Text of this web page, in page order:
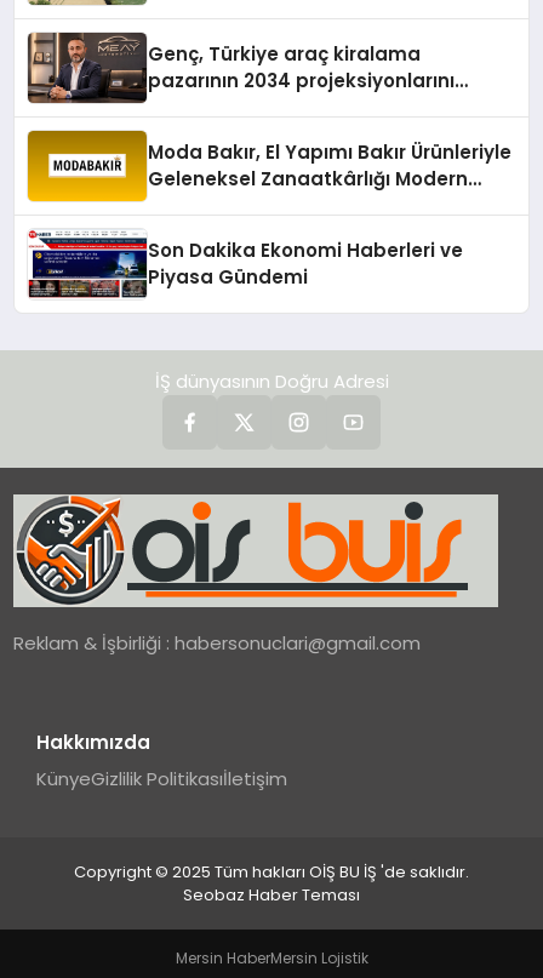
Genç, Türkiye araç kiralama
pazarının 2034 projeksiyonlarını
Moda Bakır, El Yapımı Bakır Ürünleriyle
Geleneksel Zanaatkârlığı Modern
Son Dakika Ekonomi Haberleri ve
Piyasa Gündemi
İŞ dünyasının Doğru Adresi
Reklam & İşbirliği :habersonuclari@gmail.com
Hakkımızda
KünyeGizlilik Politikasıİletişim
Copyright © 2025 Tüm hakları OİŞ BU İŞ 'de saklıdır.
Seobaz Haber Teması
Mersin HaberMersin Lojistik